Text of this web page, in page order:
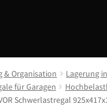
& Organisation
Lagerung
für Garagen
Schwerlastregal